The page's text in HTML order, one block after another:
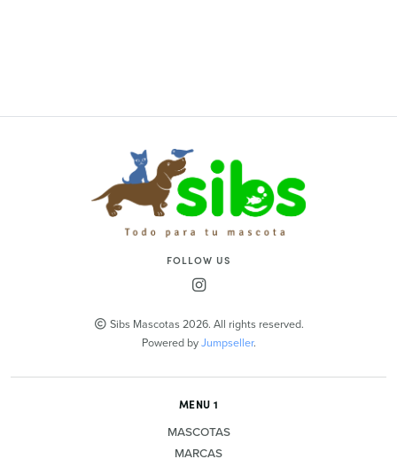
FOLLOW US
Sibs Mascotas 2026. All rights reserved.
Powered byJumpseller.
MENU 1
MASCOTAS
MARCAS